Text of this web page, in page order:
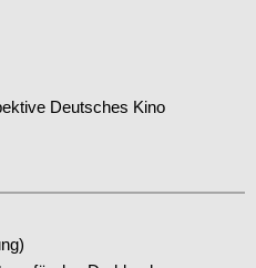
Deutsches Kino